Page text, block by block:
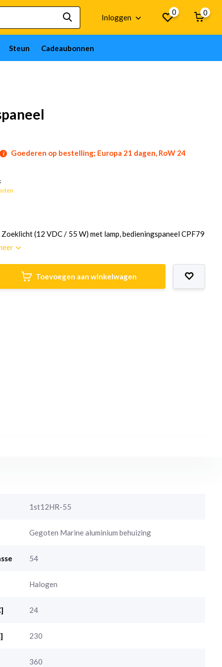
Inloggen
0 0
Steun Cadeaubonnen
Goederen op bestelling; Europa 21 dagen, RoW 24
(12 VDC / 55 W) met lamp, bedieningspaneel CPF79
Toevoegen aan winkelwagen
1st12HR-55
Gegoten Marine aluminium behuizing
54
Halogen
24
230
360